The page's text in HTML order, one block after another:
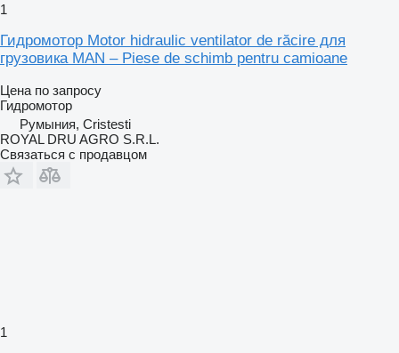
1
Гидромотор Motor hidraulic ventilator de răcire для
грузовика MAN – Piese de schimb pentru camioane
Цена по запросу
Гидромотор
Румыния, Cristesti
ROYAL DRU AGRO S.R.L.
Связаться с продавцом
1